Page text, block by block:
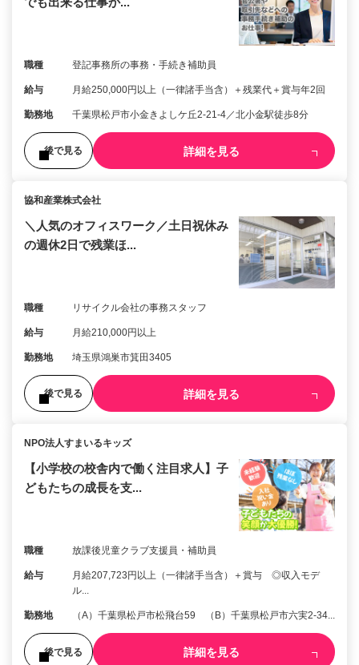
職種 登記事務所の事務・手続き補助員
給与 月給250,000円以上（一律諸手当含）＋残業代＋賞与年2回
勤務地 千葉県松戸市小金きよしケ丘2-21-4／北小金駅徒歩8分
後で見る 詳細を見る
協和産業株式会社
＼人気のオフィスワーク／土日祝休み
の週休2日で残業ほ...
職種 リサイクル会社の事務スタッフ
給与 月給210,000円以上
勤務地 埼玉県鴻巣市箕田3405
後で見る 詳細を見る
NPO法人すまいるキッズ
【小学校の校舎内で働く注目求人】子
どもたちの成長を支...
職種 放課後児童クラブ支援員・補助員
給与
月給207,723円以上（一律諸手当含）＋賞与 ◎収入モデ
ル...
勤務地 （A）千葉県松戸市松飛台59 （B）千葉県松戸市六実2-34...
後で見る 詳細を見る